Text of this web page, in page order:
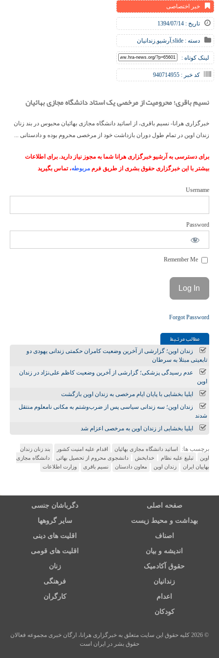
خبر اختصاصی
تاریخ : 1394/07/14
دسته : slide
,آرشیو,زندانیان
لینک کوتاه :
کد خبر : 940714955
نسیم باقری؛ محرومیت از مرخصی یک استاد دانشگاه مجازی بهائیان
خبرگزاری هرانا- نسیم باقری، از اساتید دانشگاه مجازی بهائیان محبوس در بند زنان
زندان اوین در تمام طول دوران بازداشت خود از مرخصی محروم بوده و دادستانی ...
برای دسترسی به آرشیو خبرگزاری هرانا شما به مجوز نیاز دارید. برای اطلاعات
بیشتر با این خبرگزاری حقوق بشری از طریق فرم مربوطه، تماس بگیرید
Username
Password
Forgot Password
مطالب مرتـبط
زندان اوین؛ گزارشی از آخرین وضعیت کامران حکمتی زندانی یهودی دو
تابعیتی مبتلا به سرطان
عدم رسیدگی پزشکی؛ گزارشی از آخرین وضعیت کاظم علی‌نژاد در زندان
اوین
ایلیا بخشایی با پایان ایام مرخصی به زندان اوین بازگشت
زندان اوین؛ سه زندانی سیاسی پس از ضرب‌وشتم به مکانی نامعلوم منتقل
شدند
ایلیا بخشایی از زندان اوین به مرخصی اعزام شد
برچسب ها: اساتید دانشگاه مجازی بهائیان اقدام علیه امنیت کشور
بند زنان زندان
اوین
تبلیغ علیه نظام خدابخش دانشجوی محروم از تحصیل بهائی
دانشگاه مجازی
بهاییان ایران
زندان اوین معاون دادستان نسیم باقری وزارت اطلاعات
صفحه اصلی دگرباشان جنسی
بهداشت و محیط زیست سایر گروهها
اصناف اقلیت های دینی
اندیشه و بیان اقلیت های قومی
حقوق آکادمیک زنان
زندانیان فرهنگی
اعدام کارگران
کودکان
© 2026 کلیه حقوق این سایت متعلق به خبرگزاری هرانا، ارگان خبری مجموعه فعالان
حقوق بشر در ایران است